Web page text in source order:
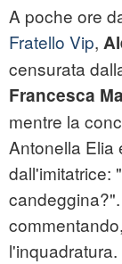
A poche ore
Fratello Vip,
censurata
Francesca
mentre la
Antonella Elia
dall'imitatrice:
l'inquadratura.